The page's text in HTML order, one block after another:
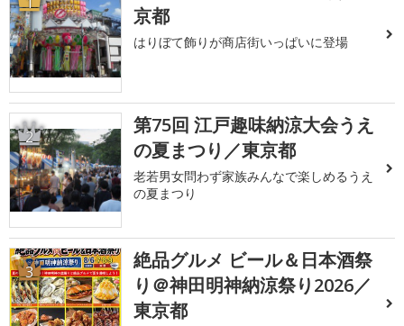
京都
はりぼて飾りが商店街いっぱいに登場
2
第75回 江戸趣味納涼大会うえ
の夏まつり／東京都
老若男女問わず家族みんなで楽しめるうえ
の夏まつり
3
絶品グルメ ビール＆日本酒祭
り＠神田明神納涼祭り2026／
東京都